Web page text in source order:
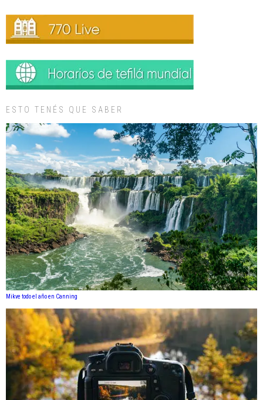
ESTO TENÉS QUE SABER
Mikve todo el año en Canning